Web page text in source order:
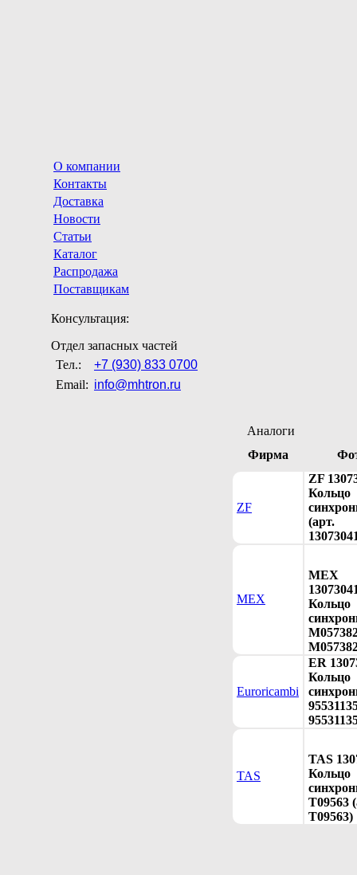
О компании
Контакты
Доставка
Новости
Статьи
Каталог
Распродажа
Поставщикам
Консультация:
Отдел запасных частей
Тел.:
+7 (930) 833 0700
Email: info@mhtron.ru
Аналоги
Фирма
ZF
ZF
Кольцо
(арт.
MEX
MEX
Кольцо
Euroricambi
ER
Кольцо
TAS
TAS
Кольцо
T09563
T09563)